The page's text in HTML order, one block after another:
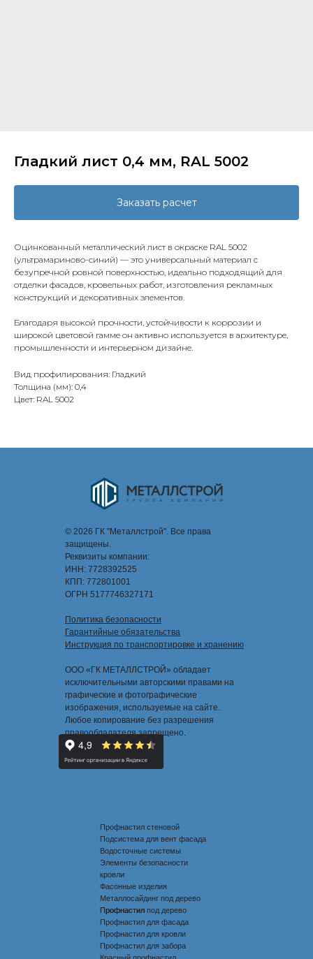
Гладкий лист 0,4 мм, RAL 5002
Заказать расчет
Оцинкованный металлический лист в окраске RAL 5002
(ультрамариново-синий) — это универсальный материал с
безупречной ровной поверхностью, идеально подходящий для
отделки фасадов, кровельных работ, изготовления рекламных
конструкций и декоративных элементов.
Благодаря высокой прочности, устойчивости к коррозии и
широкой цветовой гамме он активно используется в архитектуре,
промышленности и интерьерном дизайне.
Вид профилирования: Гладкий
Толщина (мм): 0,4
Цвет: RAL 5002
© 2026 ГК "Металлстрой". Все права
защищены.
Реквизиты компании:
ИНН: 7728392525
КПП: 772801001
ОГРН 5177746327171
Политика безопасности
Гарантийные обязательства
Инструкция по транспортировке и хранению
ООО «ГК МЕТАЛЛСТРОЙ» обладает
исключительными авторскими правами на
графические и фотографические
изображения, используемые на сайте.
Любое копирование без разрешения
правообладателя запрещено.
Профнастил стеновой
Подсистема для вент фасада
Водосточные системы
Элементы безопасности
кровли
Фасонные изделия
Металлосайдинг под дерево
Профнастил под дерево
Профнастил
Профнастил для фасада
Профнастил для кровли
Профнастил для забора